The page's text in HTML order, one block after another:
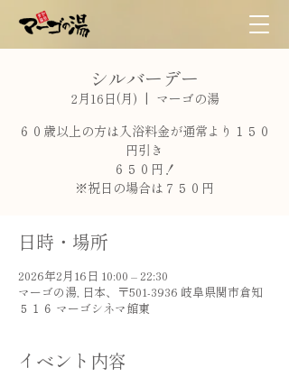
シルバーデー
2月16日(月)
  |
マーゴの湯
６０歳以上の方は入浴料金が通常より１５０
円引き
６５０円！
※祝日の場合は７５０円
日時・場所
2026年2月16日 10:00 – 22:30
マーゴの湯, 日本、〒501-3936 岐阜県関市倉知
５１６ マーゴシネマ館東
イベント内容